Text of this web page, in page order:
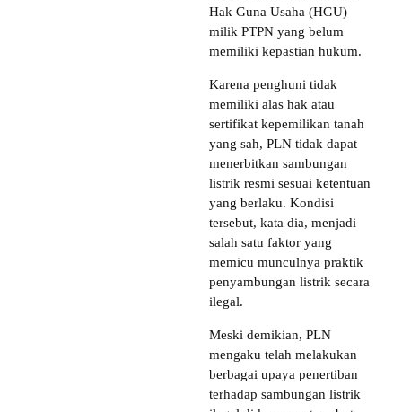
Hak Guna Usaha (HGU)
milik PTPN yang belum
memiliki kepastian hukum.
Karena penghuni tidak
memiliki alas hak atau
sertifikat kepemilikan tanah
yang sah, PLN tidak dapat
menerbitkan sambungan
listrik resmi sesuai ketentuan
yang berlaku. Kondisi
tersebut, kata dia, menjadi
salah satu faktor yang
memicu munculnya praktik
penyambungan listrik secara
ilegal.
Meski demikian, PLN
mengaku telah melakukan
berbagai upaya penertiban
terhadap sambungan listrik